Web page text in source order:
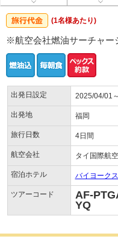
(1名様あたり)
※航空会社燃油サーチャー
出発日設定 2025/04/01
出発地 福岡
旅行日数 4日間
航空会社 タイ国際航
宿泊ホテル バイヨーク
ツアーコード
AF-
YQ